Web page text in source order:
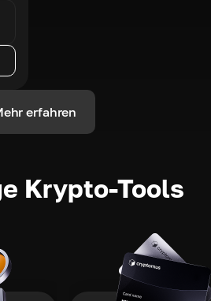
erfahren
Krypto-Tools